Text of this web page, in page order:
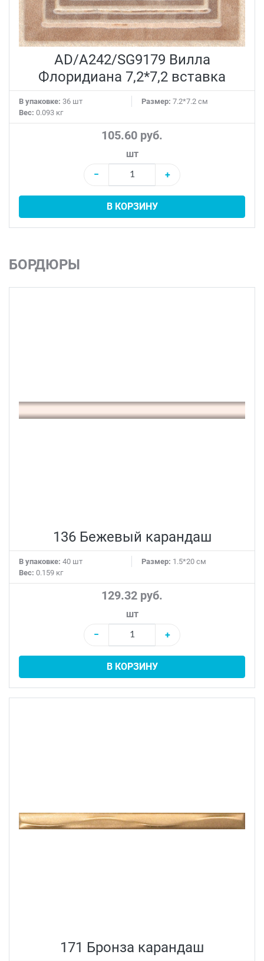
AD/A242/SG9179 Вилла
Флоридиана 7,2*7,2 вставка
В упаковке: 36 шт Размер: 7.2*7.2 см
Вес: 0.093 кг
105.60 руб.
шт
−
+
В КОРЗИНУ
БОРДЮРЫ
136 Бежевый карандаш
В упаковке: 40 шт Размер: 1.5*20 см
Вес: 0.159 кг
129.32 руб.
шт
−
+
В КОРЗИНУ
171 Бронза карандаш